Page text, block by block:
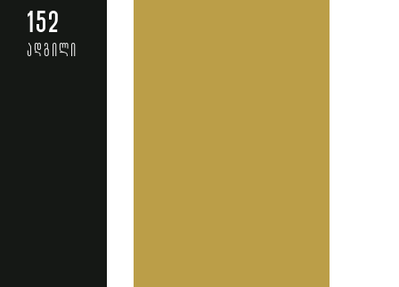
152
ადგილი